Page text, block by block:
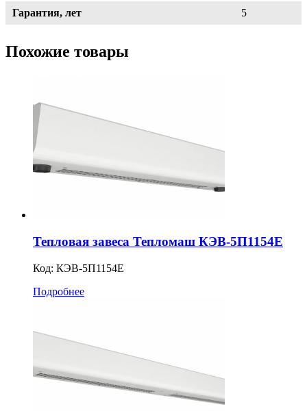
Гарантия, лет 5
Похожие товары
Тепловая завеса Тепломаш КЭВ-5П1154Е
Код: КЭВ-5П1154E
Подробнее